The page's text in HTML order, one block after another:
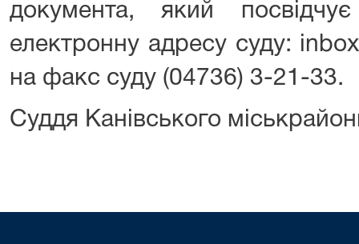
документа, який
електронну адресу суду:
на факс суду (04736) 3-21-33.
Суддя Канівського